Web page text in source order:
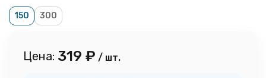
150 300
Цена: 319 ₽ / шт.